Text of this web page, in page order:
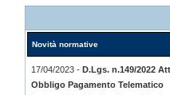
Novità normative
17/04/2023 - D.Lgs. n.149/2022
Obbligo Pagamento Telematico